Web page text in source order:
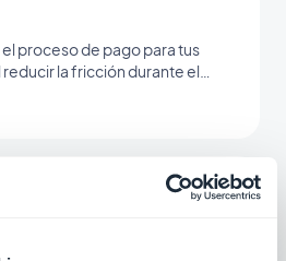
proceso de pago para tus
reducir la fricción durante el